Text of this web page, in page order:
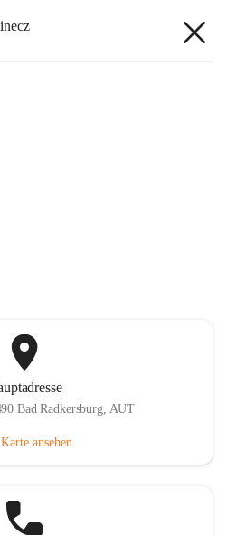
Bad Radkersburg, AUT
ansehen